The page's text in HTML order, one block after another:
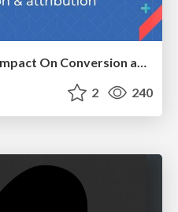
Measuring Dark Social's Impact On Conversion and Attribution
2 240